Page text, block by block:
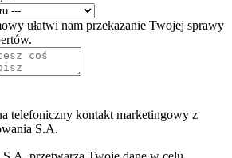
ułatwi nam przekazanie Twojej sprawy
telefoniczny kontakt marketingowy z
S.A.